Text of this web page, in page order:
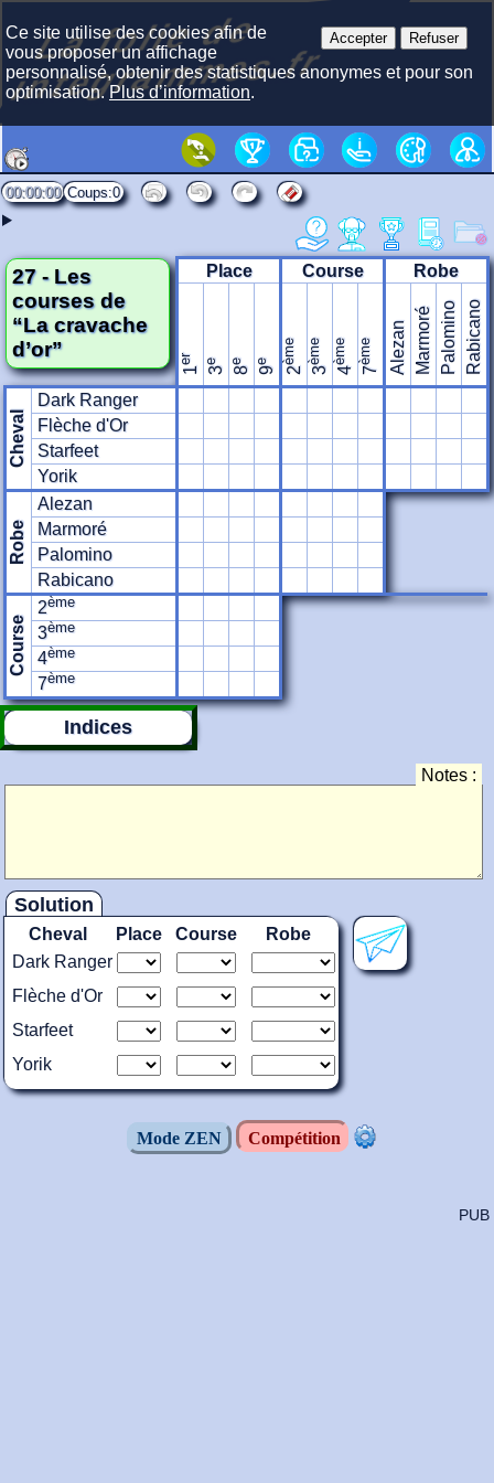
La f
olie
de
i
nte
gra
m
mes.fr
27 - Les
courses de
“La cravache
d’or”
Place Course Robe
1
er
3
e
8
e
9
e
2
ème
3
ème
4
ème
7
ème Alezan MarmoréPalominoRabicano
Cheval
Dark Ranger
Flèche d'Or
Starfeet
Yorik
Robe
Alezan
Marmoré
Palomino
Rabicano
Course
2ème
3ème
4ème
7ème
Indices
Notes :
Solution
Cheval Place Course
Robe
Dark Ranger
Flèche d'Or
Starfeet
Yorik
00:00:00 0
Mode ZEN Compétition
Accepter Refuser
Ce site utilise des cookies afin de
vous proposer un affichage
personnalisé, obtenir des statistiques anonymes et pour son
optimisation.Plus d’information.